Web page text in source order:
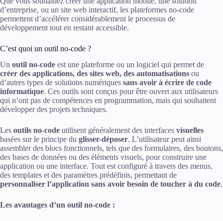
Perplexity
d’entreprise, ou un site web interactif, les plateformes no-code
permettent d’accélérer considérablement le processus de
développement tout en restant accessible.
C’est quoi un outil no-code ?
Un outil no-code est une plateforme ou un logiciel qui permet de
créer des applications, des sites web, des automatisations ou
d’autres types de solutions numériques sans avoir à écrire de code
informatique. Ces outils sont conçus pour être ouvert aux utilisateurs
qui n’ont pas de compétences en programmation, mais qui souhaitent
développer des projets techniques.
Les outils no-code utilisent généralement des interfaces visuelles
basées sur le principe du glisser-déposer. L’utilisateur peut ainsi
assembler des blocs fonctionnels, tels que des formulaires, des boutons,
des bases de données ou des éléments visuels, pour construire une
application ou une interface. Tout est configuré à travers des menus,
des templates et des paramètres prédéfinis, permettant de
personnaliser l’application sans avoir besoin de toucher à du code.
Les avantages d’un outil no-code :